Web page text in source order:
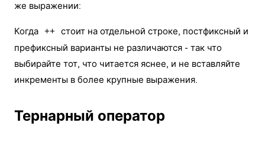
же выражении:
Когда ++ стоит на отдельной строке, постфиксный и
префиксный варианты не различаются - так что
выбирайте тот, что читается яснее, и не вставляйте
инкременты в более крупные выражения.
Тернарный оператор